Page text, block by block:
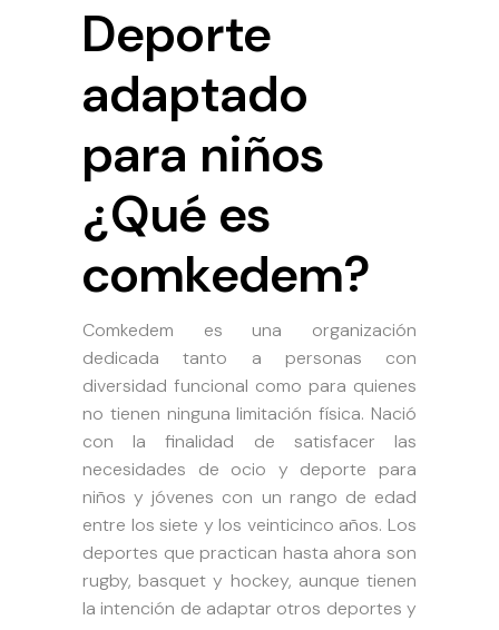
Deporte
adaptado
para niños
¿Qué es
comkedem?
Comkedem es una organización
dedicada tanto a personas con
diversidad funcional como para quienes
no tienen ninguna limitación física. Nació
con la finalidad de satisfacer las
necesidades de ocio y deporte para
niños y jóvenes con un rango de edad
entre los siete y los veinticinco años. Los
deportes que practican hasta ahora son
rugby, basquet y hockey, aunque tienen
la intención de adaptar otros deportes y